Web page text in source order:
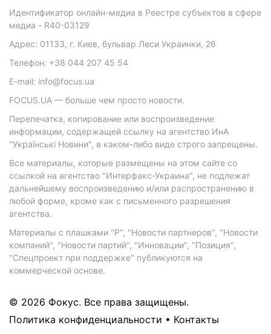
Идентификатор онлайн-медиа в Реестре субъектов в сфере
медиа - R40-03129
Адрес: 01133, г. Киев, бульвар Леси Украинки, 26
Телефон: +38 044 207 45 54
E-mail: info@focus.ua
FOCUS.UA — больше чем просто новости.
Перепечатка, копирование или воспроизведение
информации, содержащей ссылку на агентство ИнА
"Українські Новини", в каком-либо виде строго запрещены.
Все материалы, которые размещены на этом сайте со
ссылкой на агентство "Интерфакс-Украина", не подлежат
дальнейшему воспроизведению и/или распространению в
любой форме, кроме как с письменного разрешения
агентства.
Материалы с плашками "Р", "Новости партнеров", "Новости
компаний", "Новости партий", "Инновации", "Позиция",
"Спецпроект при поддержке" публикуются на
коммерческой основе.
© 2026 Фокус. Все права защищены.
Политика конфиденциальности • Контакты